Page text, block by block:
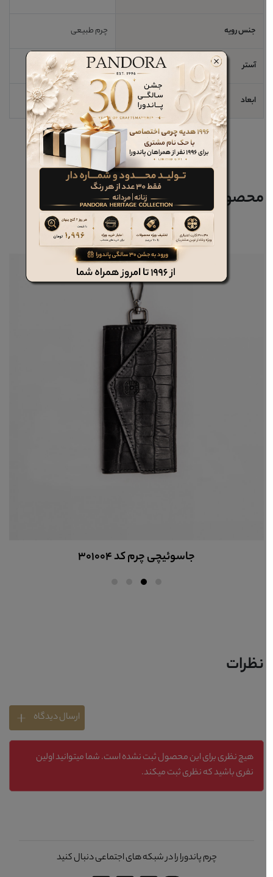
جنس رویه چرم طبیعی
آستر چرم طبیعی
ابعاد 9*5*3 cm
محصولات مرتبط
جاسوئیچی چرم کد 301004
نظرات
ارسال دیدگاه
هیچ نظری برای این محصول ثبت نشده است. شما میتوانید اولین
نفری باشید که نظری ثبت میکند.
چرم پاندورا را در شبکه های اجتماعی دنبال کنید